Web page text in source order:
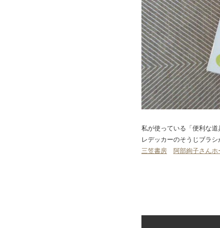
私が使っている「便利な
レデッカーのそうじブラ
三笠書房
阿部絢子さん